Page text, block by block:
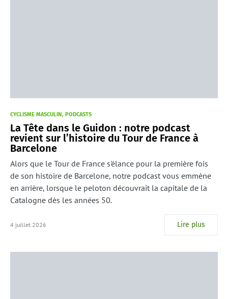
CYCLISME MASCULIN PODCASTS
La Tête dans le Guidon : notre podcast
revient sur l’histoire du Tour de France à
Barcelone
Alors que le Tour de France s'élance pour la première fois
de son histoire de Barcelone, notre podcast vous emmène
en arrière, lorsque le peloton découvrait la capitale de la
Catalogne dès les années 50.
4 juillet 2026 Lire plus